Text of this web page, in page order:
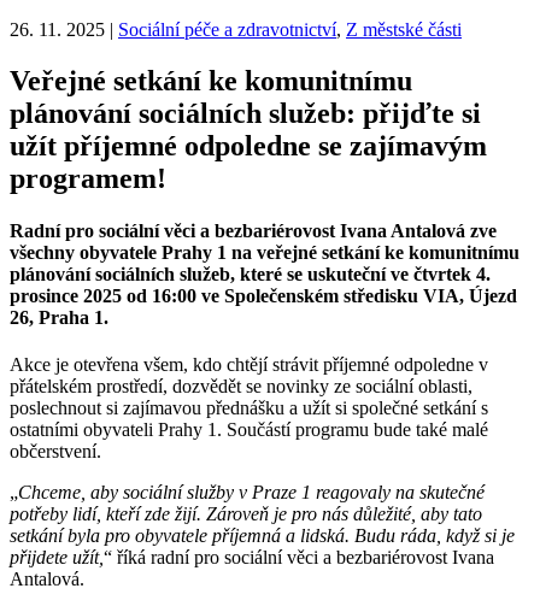
26. 11. 2025 | Sociální péče a zdravotnictví, Z městské části
Veřejné setkání ke komunitnímu
plánování sociálních služeb: přijďte si
užít příjemné odpoledne se zajímavým
programem!
Radní pro sociální věci a bezbariérovost Ivana Antalová zve
všechny obyvatele Prahy 1 na veřejné setkání ke komunitnímu
plánování sociálních služeb, které se uskuteční ve čtvrtek 4.
prosince 2025 od 16:00 ve Společenském středisku VIA, Újezd
26, Praha 1.
Akce je otevřena všem, kdo chtějí strávit příjemné odpoledne v
přátelském prostředí, dozvědět se novinky ze sociální oblasti,
poslechnout si zajímavou přednášku a užít si společné setkání s
ostatními obyvateli Prahy 1. Součástí programu bude také malé
občerstvení.
„Chceme, aby sociální služby v Praze 1 reagovaly na skutečné
potřeby lidí, kteří zde žijí. Zároveň je pro nás důležité, aby tato
setkání byla pro obyvatele příjemná a lidská. Budu ráda, když si je
přijdete užít,“ říká radní pro sociální věci a bezbariérovost Ivana
Antalová.